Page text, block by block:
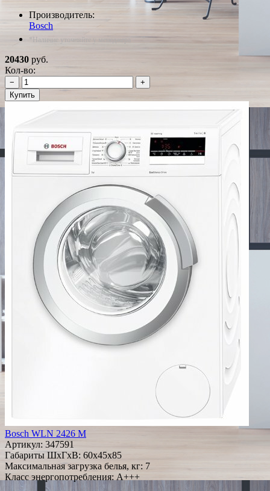
Производитель:
Bosch
*Наличие уточняйте у менеджера
20430 руб.
Кол-во:
−
+
Купить
Bosch WLN 2426 M
Артикул: 347591
Габариты ШxГxВ: 60x45x85
Максимальная загрузка белья, кг: 7
Класс энергопотребления: A+++